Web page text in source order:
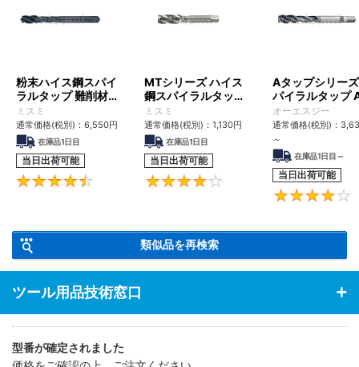
粉末ハイス鋼スパイ
ラルタップ 難削材対
応
ミスミ
通常価格(税別)： 6,550円
在庫品1日目
当日出荷可能
4.4
MTシリーズ ハイス
鋼スパイラルタップ
MT-SPFT
ミスミ
通常価格(税別)： 1,130円
在庫品1日目
当日出荷可能
4.2
Aタップシリー
パイラルタップ
SFT
オーエスジー
通常価格(税別)：
～
在庫品1日目～
当日出荷可能
類似品を再検索
ツール用品技術窓口
型番が確定されました